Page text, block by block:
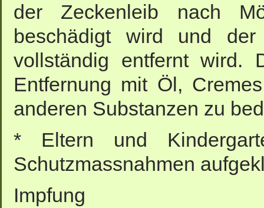
der Zeckenleib nach
beschädigt wird und
vollständig entfernt wird.
Entfernung mit Öl,
anderen Substanzen zu
* Eltern und
Schutzmassnahmen
Impfung